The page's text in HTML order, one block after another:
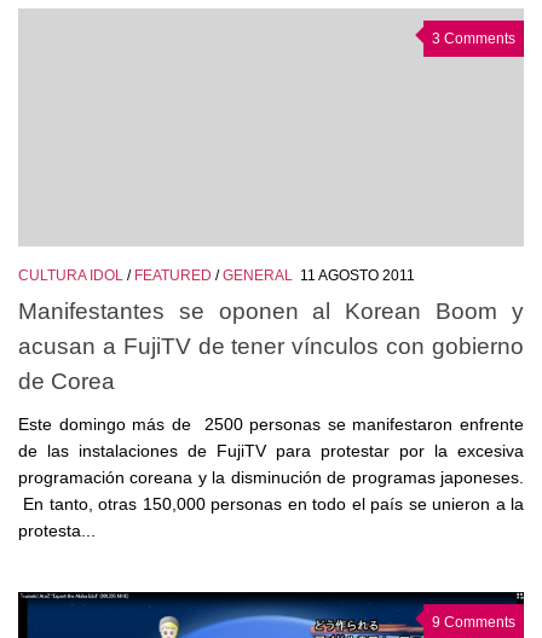
3 Comments
CULTURA IDOL / FEATURED /GENERAL 11 AGOSTO 2011
Manifestantes se oponen al Korean Boom y
acusan a FujiTV de tener vínculos con gobierno
de Corea
Este domingo más de 2500 personas se manifestaron enfrente
de las instalaciones de FujiTV para protestar por la excesiva
programación coreana y la disminución de programas japoneses.
En tanto, otras 150,000 personas en todo el país se unieron a la
protesta...
9 Comments